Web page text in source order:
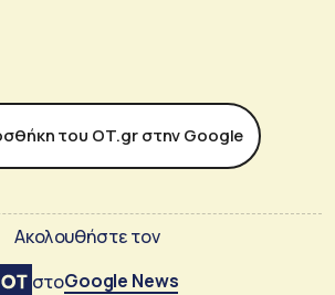
του ΟΤ.gr στην Google
Ακολουθήστε τον
στοGoogle News